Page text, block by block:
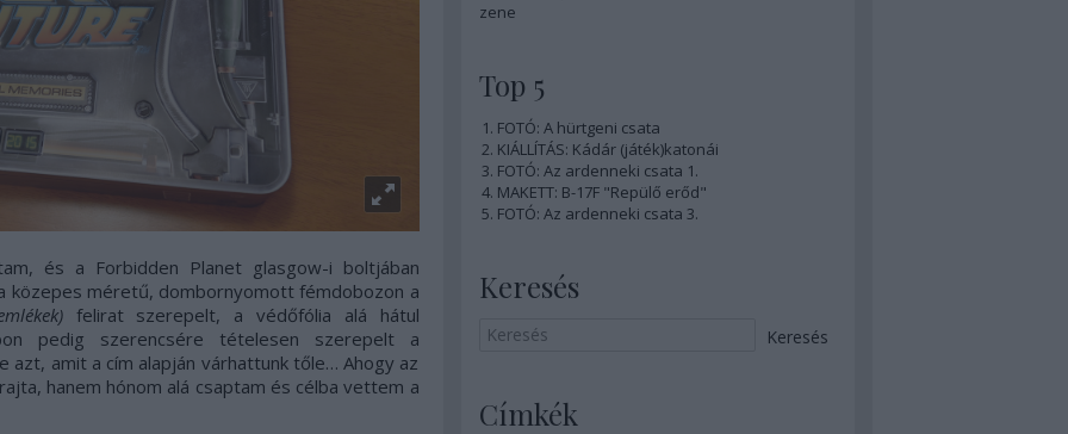
és a Forbidden Planet glasgow-i boltjában
közepes méretű, dombornyomott fémdobozon a
felirat szerepelt, a védőfólia alá hátul
pedig szerencsére tételesen szerepelt a
amit a cím alapján várhattunk tőle… Ahogy az
hanem hónom alá csaptam és célba vettem a
zene
Top 5
FOTÓ: A hürtgeni csata
KIÁLLÍTÁS: Kádár (játék)katonái
FOTÓ: Az ardenneki csata 1.
MAKETT: B-17F "Repülő erőd"
FOTÓ: Az ardenneki csata 3.
Keresés
Címkék